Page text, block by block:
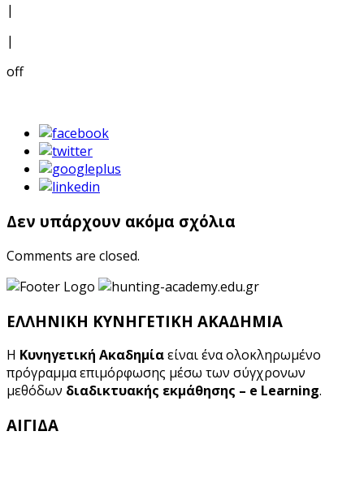
|
|
off
Δεν υπάρχουν ακόμα σχόλια
Comments are closed.
ΕΛΛΗΝΙΚΗ ΚΥΝΗΓΕΤΙΚΗ ΑΚΑΔΗΜΙΑ
Η Κυνηγετική Ακαδημίαείναι ένα ολοκληρωμένο
πρόγραμμα επιμόρφωσης μέσω των σύγχρονων
μεθόδων διαδικτυακής εκμάθησης – e Learning.
ΑΙΓΙΔΑ